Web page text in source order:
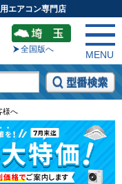
エアコン専門店
全国版へ
MENU
様へ